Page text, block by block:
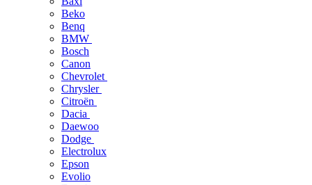
Beko
Benq
BMW
Bosch
Canon
Chevrolet
Chrysler
Citroën
Dacia
Daewoo
Dodge
Electrolux
Epson
Evolio